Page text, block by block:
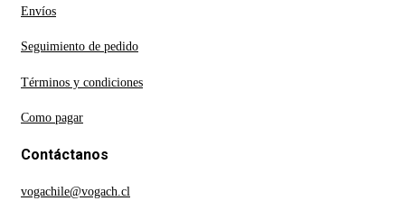
Envíos
Seguimiento de pedido
Términos y condiciones
Como pagar
Contáctanos
vogachile@vogach.cl